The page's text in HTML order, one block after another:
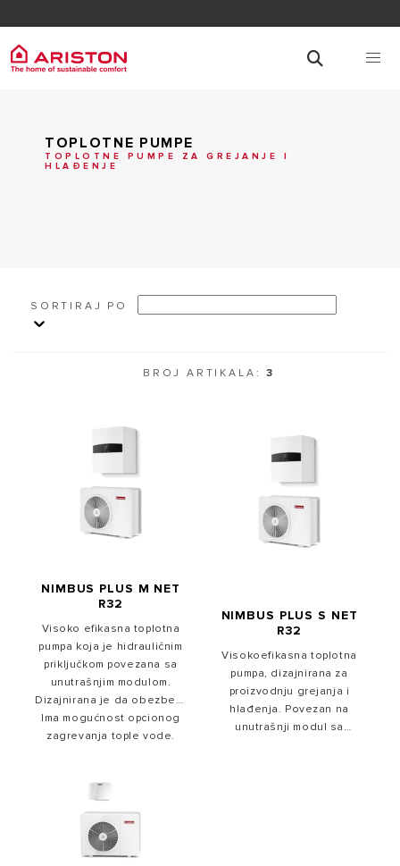
TOPLOTNE PUMPE
TOPLOTNE PUMPE ZA GREJANJE I
HLAĐENJE
SORTIRAJ PO
BROJ ARTIKALA:3
NIMBUS PLUS M NET
R32
Visoko efikasna toplotna
pumpa koja je hidrauličnim
priključkom povezana sa
unutrašnjim modulom.
Dizajnirana je da obezbedi
proizvodnju grejanja i
hlađenja. Integriše
standardno isporučuje sa
Ima mogućnost opcionog
zagrevanja tople vode.
NIMBUS PLUS S NET
R32
Visokoefikasna toplotna
pumpa, dizajnirana za
proizvodnju grejanja i
hlađenja. Povezan na
unutrašnji modul sa